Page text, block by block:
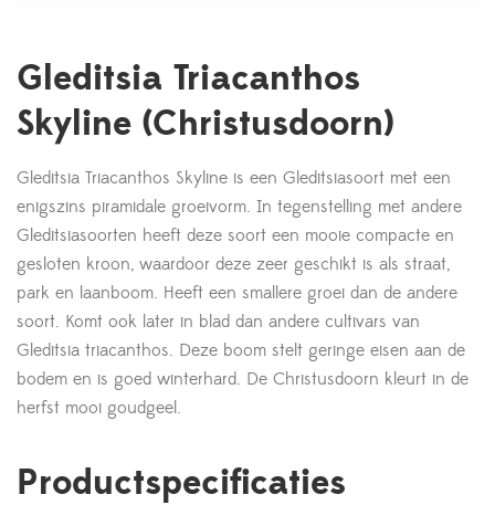
Gleditsia Triacanthos
Skyline (Christusdoorn)
Gleditsia Triacanthos Skyline is een Gleditsiasoort met een
enigszins piramidale groeivorm. In tegenstelling met andere
Gleditsiasoorten heeft deze soort een mooie compacte en
gesloten kroon, waardoor deze zeer geschikt is als straat,
park en laanboom. Heeft een smallere groei dan de andere
soort. Komt ook later in blad dan andere cultivars van
Gleditsia triacanthos. Deze boom stelt geringe eisen aan de
bodem en is goed winterhard. De Christusdoorn kleurt in de
herfst mooi goudgeel.
Productspecificaties